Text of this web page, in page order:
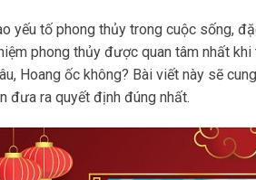
yếu tố phong thủy trong cuộc sống,
phong thủy được quan tâm nhất
Hoang ốc không? Bài viết này sẽ
đưa ra quyết định đúng nhất.